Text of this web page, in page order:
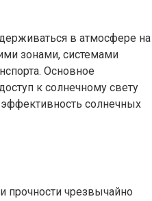
в атмосфере на
зонами, системами
Основное
к солнечному свету
солнечных
прочности чрезвычайно